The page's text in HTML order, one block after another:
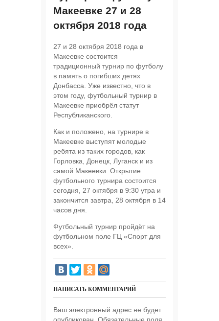
Макеевке 27 и 28
октября 2018 года
27 и 28 октября 2018 года в
Макеевке состоится
традиционный турнир по футболу
в память о погибших детях
Донбасса. Уже известно, что в
этом году, футбольный турнир в
Макеевке приобрёл статут
Республиканского.
Как и положено, на турнире в
Макеевке выступят молодые
ребята из таких городов, как
Горловка, Донецк, Луганск и из
самой Макеевки. Открытие
футбольного турнира состоится
сегодня, 27 октября в 9:30 утра и
закончится завтра, 28 октября в 14
часов дня.
Футбольный турнир пройдёт на
футбольном поле ГЦ «Спорт для
всех».
НАПИСАТЬ КОММЕНТАРИЙ
Ваш электронный адрес не будет